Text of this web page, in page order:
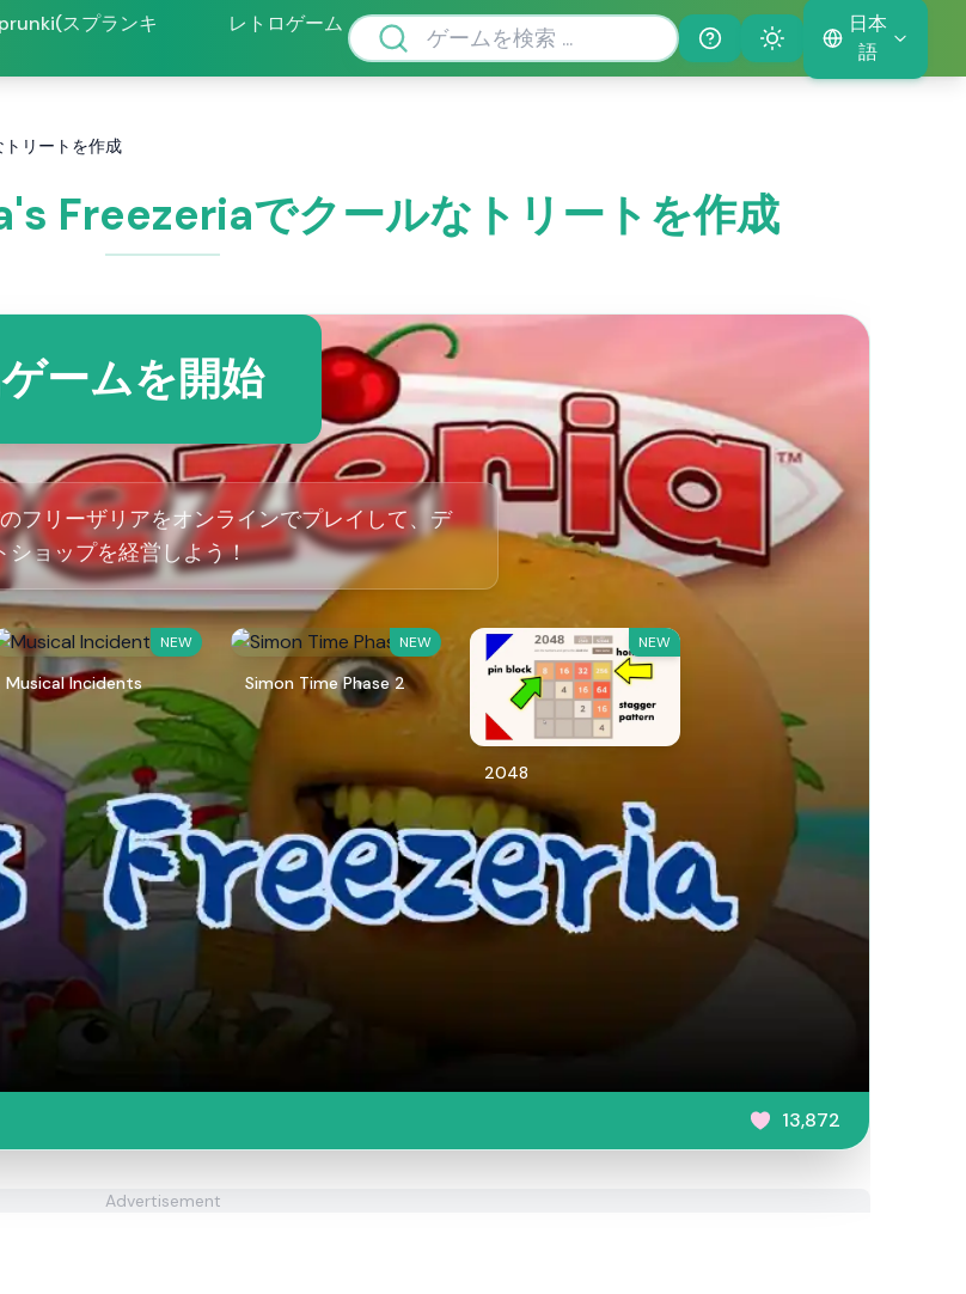
スプランキ
レトロゲーム
Help
Theme
日本
語
リートを作成
Freezeriaでクールなトリートを作成
ゲームを開始
フリーザリアをオンラインでプレイして、デ
ショップを経営しよう！
NEW
Musical Incidents
NEW
Simon Time Phase 2
NEW
2048
13,872
Advertisement